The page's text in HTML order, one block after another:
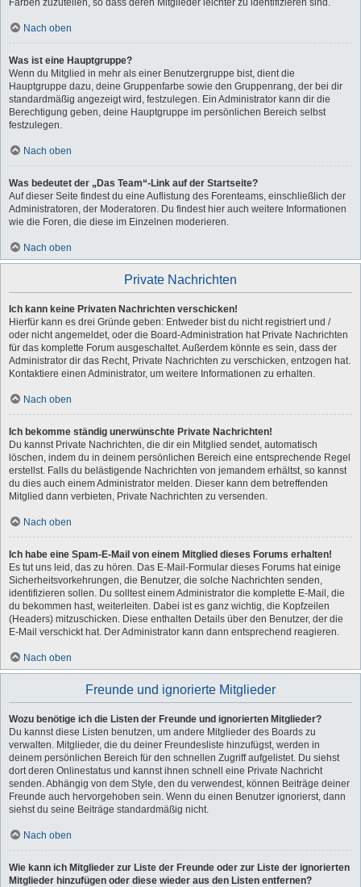
Farben zuzuteilen, so dass deren Mitglieder leichter zu identifizieren sind.
Nach oben
Was ist eine Hauptgruppe?
Wenn du Mitglied in mehr als einer Benutzergruppe bist, dient die
Hauptgruppe dazu, deine Gruppenfarbe sowie den Gruppenrang, der bei dir
standardmäßig angezeigt wird, festzulegen. Ein Administrator kann dir die
Berechtigung geben, deine Hauptgruppe im persönlichen Bereich selbst
festzulegen.
Nach oben
Was bedeutet der „Das Team“-Link auf der Startseite?
Auf dieser Seite findest du eine Auflistung des Forenteams, einschließlich der
Administratoren, der Moderatoren. Du findest hier auch weitere Informationen
wie die Foren, die diese im Einzelnen moderieren.
Nach oben
Private Nachrichten
Ich kann keine Privaten Nachrichten verschicken!
Hierfür kann es drei Gründe geben: Entweder bist du nicht registriert und /
oder nicht angemeldet, oder die Board-Administration hat Private Nachrichten
für das komplette Forum ausgeschaltet. Außerdem könnte es sein, dass der
Administrator dir das Recht, Private Nachrichten zu verschicken, entzogen hat.
Kontaktiere einen Administrator, um weitere Informationen zu erhalten.
Nach oben
Ich bekomme ständig unerwünschte Private Nachrichten!
Du kannst Private Nachrichten, die dir ein Mitglied sendet, automatisch
löschen, indem du in deinem persönlichen Bereich eine entsprechende Regel
erstellst. Falls du belästigende Nachrichten von jemandem erhältst, so kannst
du dies auch einem Administrator melden. Dieser kann dem betreffenden
Mitglied dann verbieten, Private Nachrichten zu versenden.
Nach oben
Ich habe eine Spam-E-Mail von einem Mitglied dieses Forums erhalten!
Es tut uns leid, das zu hören. Das E-Mail-Formular dieses Forums hat einige
Sicherheitsvorkehrungen, die Benutzer, die solche Nachrichten senden,
identifizieren sollen. Du solltest einem Administrator die komplette E-Mail, die
du bekommen hast, weiterleiten. Dabei ist es ganz wichtig, die Kopfzeilen
(Headers) mitzuschicken. Diese enthalten Details über den Benutzer, der die
E-Mail verschickt hat. Der Administrator kann dann entsprechend reagieren.
Nach oben
Freunde und ignorierte Mitglieder
Wozu benötige ich die Listen der Freunde und ignorierten Mitglieder?
Du kannst diese Listen benutzen, um andere Mitglieder des Boards zu
verwalten. Mitglieder, die du deiner Freundesliste hinzufügst, werden in
deinem persönlichen Bereich für den schnellen Zugriff aufgelistet. Du siehst
dort deren Onlinestatus und kannst ihnen schnell eine Private Nachricht
senden. Abhängig von dem Style, den du verwendest, können Beiträge deiner
Freunde auch hervorgehoben sein. Wenn du einen Benutzer ignorierst, dann
siehst du seine Beiträge standardmäßig nicht.
Nach oben
Wie kann ich Mitglieder zur Liste der Freunde oder zur Liste der ignorierten
Mitglieder hinzufügen oder diese wieder aus den Listen entfernen?